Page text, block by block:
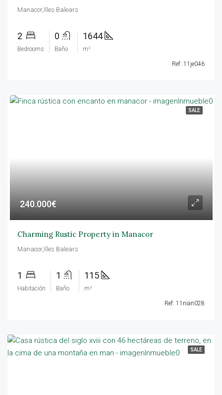
Manacor,Illes Balears
2
Bedrooms
0
Baño
1644
m²
Ref: 11je046
SALE
240.000€
Charming Rustic Property in Manacor
Manacor,Illes Balears
1
Habitación
1
Baño
115
m²
Ref: 11nian028
SALE